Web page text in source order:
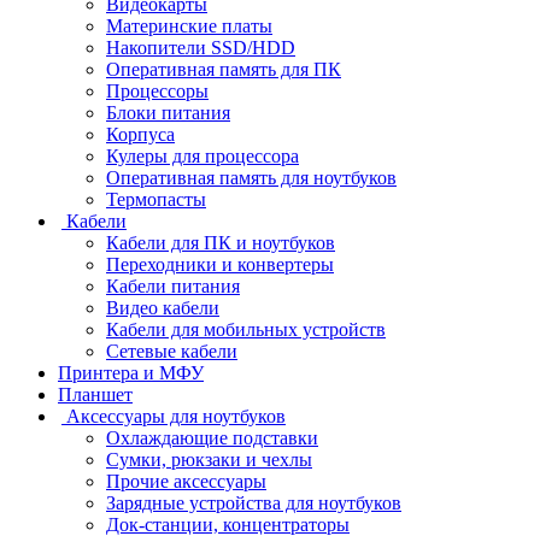
Материнские платы
Накопители SSD/HDD
Оперативная память для ПК
Процессоры
Блоки питания
Корпуса
Кулеры для процессора
Оперативная память для ноутбуков
Термопасты
Кабели
Кабели для ПК и ноутбуков
Переходники и конвертеры
Кабели питания
Видео кабели
Кабели для мобильных устройств
Сетевые кабели
Принтера и МФУ
Планшет
Аксессуары для ноутбуков
Охлаждающие подставки
Сумки, рюкзаки и чехлы
Прочие аксессуары
Зарядные устройства для ноутбуков
Док-станции, концентраторы